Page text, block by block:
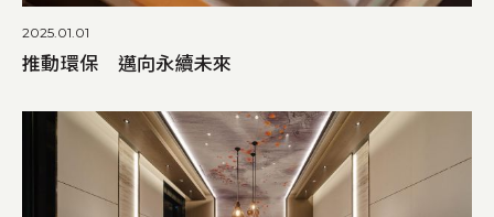
2025.01.01
推動環保 邁向永續未來